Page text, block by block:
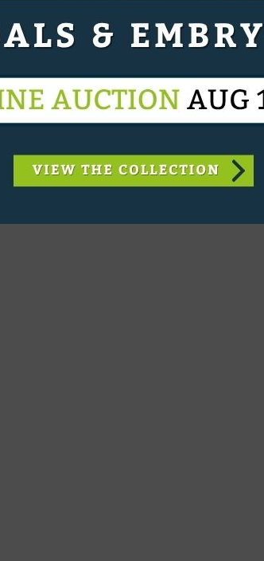
K van 't Kattenheye (Bamako de Muze
Evita en Usha van 't Roosakker.
tekent Ermitage Kalone voor het
x Harley VDL). Dit hengstenveulen